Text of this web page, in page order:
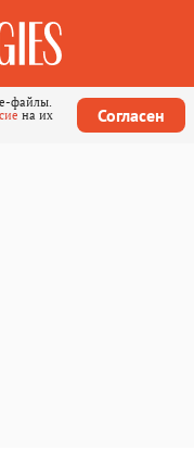
файлы.
на их
Согласен